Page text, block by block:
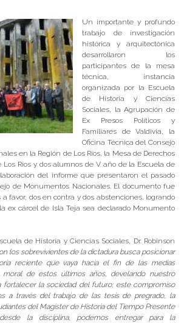
Un importante y profundo
trabajo de investigación
histórica y arquitectónica
desarrollaron los
participantes de la mesa
técnica, instancia
organizada por la Escuela
de Historia y Ciencias
Sociales, la Agrupación de
Ex Presos Políticos y
Familiares de Valdivia, la
Oficina Técnica del Consejo
en la Región de Los Ríos, la Mesa de Derechos
Los Ríos y dos alumnos de V año de la Escuela de
del informe que presentaron el pasado
de Monumentos Nacionales. El documento fue
a favor, dos en contra y dos abstenciones, logrando
ex cárcel de Isla Teja sea declarado Monumento
de Historia y Ciencias Sociales, Dr. Robinson
los sobrevivientes de la dictadura busca posicionar
reciente que vaya hacia el fin de las medias
de estos últimos años, develando nuestro
fortalecer la sociedad del futuro; este compromiso
a través del trabajo de las tesis de pregrado, la
del Magister de Historia del Tiempo Presente
la disciplina, podemos entregar para la